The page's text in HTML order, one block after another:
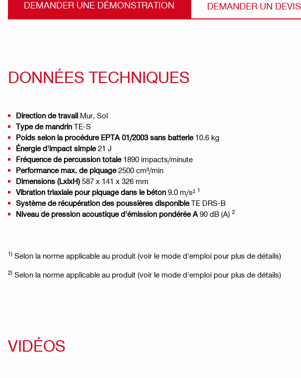
DEMANDER UNE DÉMONSTRATION DEMANDER UN DEVIS
DONNÉES TECHNIQUES
Direction de travail Mur, Sol
Type de mandrin TE-S
Poids selon la procédure EPTA 01/2003 sans batterie 10.6 kg
Énergie d'impact simple21 J
Fréquence de percussion totale 1890 impacts/minute
Performance max. de piquage2500 cm³/min
Dimensions (LxlxH) 587 x 141 x 326 mm
Vibration triaxiale pour piquage dans le béton 9.0 m/s² 1
Système de récupération des poussières disponibleTE DRS-B
Niveau de pression acoustique d'émission pondérée A 90 dB (A) 2
1) Selon la norme applicable au produit (voir le mode d'emploi pour plus de détails)
2) Selon la norme applicable au produit (voir le mode d'emploi pour plus de détails)
VIDÉOS